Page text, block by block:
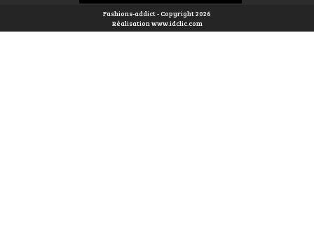
Fashions-addict - Copyright 2026
Réalisation www.idclic.com